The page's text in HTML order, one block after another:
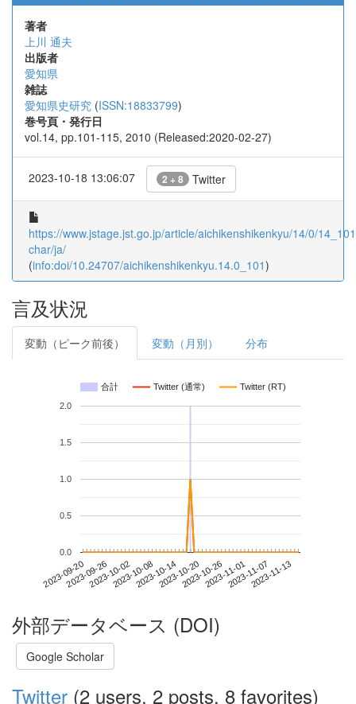
著者
上川 通夫
出版者
愛知県
雑誌
愛知県史研究 (ISSN:18833799)
巻号頁・発行日
vol.14, pp.101-115, 2010 (Released:2020-02-27)
2023-10-18 13:06:07 2 + 8 Twitter
https://www.jstage.jst.go.jp/article/aichikenshikenkyu/14/0/
char/ja/
(info:doi/10.24707/aichikenshikenkyu.14.0_101)
言及状況
変動（ピーク前後） 変動（月別） 分布
合計 Twitter (通常) Twitter (RT)
2023-09-202023-09-262023-10-022023-10-082023-10-142023-10-202023-10-262023-11-012023-11-072023-11-13
0.0
0.5
1.0
1.5
2.0
外部データベース (DOI)
Google Scholar
Twitter (2 users, 2 posts, 8 favorites)